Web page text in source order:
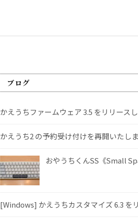
ブログ
かえうちファームウェア 3.5 をリリース
かえうち2 の予約受け付けを再開いたし
おやうちくんSS《Small
[Windows] かえうちカスタマイズ 6.3 を